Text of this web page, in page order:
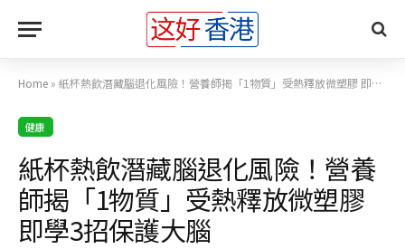
Home » 紙杯熱飲潛藏腦退化風險！營養師揭「1物質」受熱釋放微塑膠 即學3招保護大腦
健康
紙杯熱飲潛藏腦退化風險！營養
師揭「1物質」受熱釋放微塑膠
即學3招保護大腦